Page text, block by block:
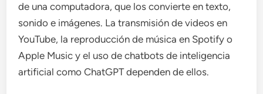
de una computadora, que los convierte en texto,
sonido e imágenes. La transmisión de videos en
YouTube, la reproducción de música en Spotify o
Apple Music y el uso de chatbots de inteligencia
artificial como ChatGPT dependen de ellos.